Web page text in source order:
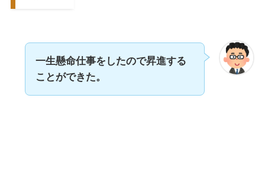
一生懸命仕事をしたので昇進する
ことができた。